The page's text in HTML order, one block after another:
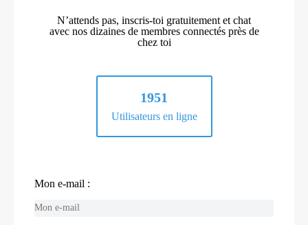
N’attends pas, inscris-toi gratuitement et chat
avec nos dizaines de membres connectés près de
chez toi
1951
Utilisateurs en ligne
Mon e-mail :